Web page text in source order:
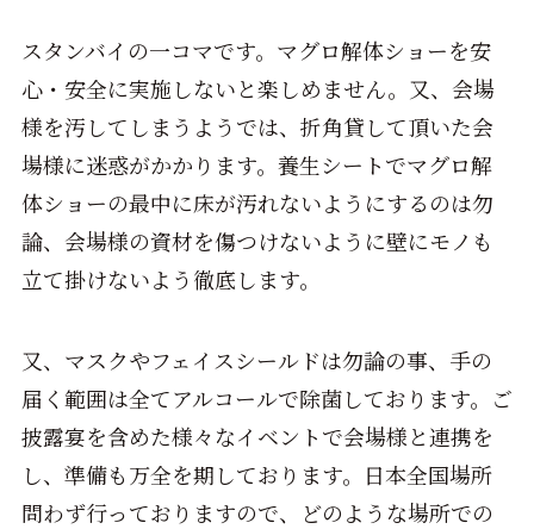
スタンバイの一コマです。マグロ解体ショーを安
心・安全に実施しないと楽しめません。又、会場
様を汚してしまうようでは、折角貸して頂いた会
場様に迷惑がかかります。養生シートでマグロ解
体ショーの最中に床が汚れないようにするのは勿
論、会場様の資材を傷つけないように壁にモノも
立て掛けないよう徹底します。
又、マスクやフェイスシールドは勿論の事、手の
届く範囲は全てアルコールで除菌しております。ご
披露宴を含めた様々なイベントで会場様と連携を
し、準備も万全を期しております。日本全国場所
問わず行っておりますので、どのような場所での